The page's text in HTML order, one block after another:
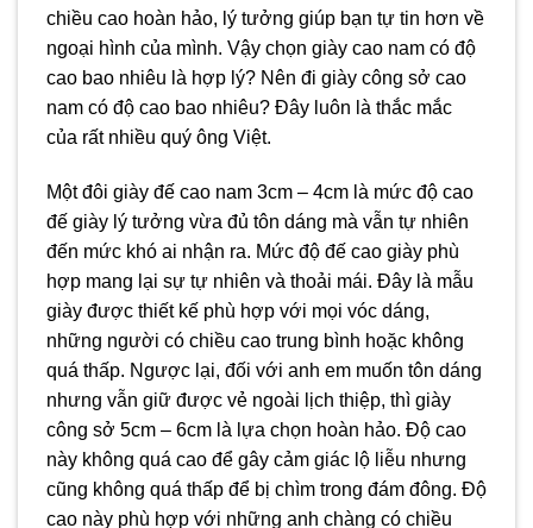
chiều cao hoàn hảo, lý tưởng giúp bạn tự tin hơn về
ngoại hình của mình. Vậy chọn giày cao nam có độ
cao bao nhiêu là hợp lý? Nên đi giày công sở cao
nam có độ cao bao nhiêu? Đây luôn là thắc mắc
của rất nhiều quý ông Việt.
Một đôi giày đế cao nam 3cm – 4cm là mức độ cao
đế giày lý tưởng vừa đủ tôn dáng mà vẫn tự nhiên
đến mức khó ai nhận ra. Mức độ đế cao giày phù
hợp mang lại sự tự nhiên và thoải mái. Đây là mẫu
giày được thiết kế phù hợp với mọi vóc dáng,
những người có chiều cao trung bình hoặc không
quá thấp. Ngược lại, đối với anh em muốn tôn dáng
nhưng vẫn giữ được vẻ ngoài lịch thiệp, thì giày
công sở 5cm – 6cm là lựa chọn hoàn hảo. Độ cao
này không quá cao để gây cảm giác lộ liễu nhưng
cũng không quá thấp để bị chìm trong đám đông. Độ
cao này phù hợp với những anh chàng có chiều